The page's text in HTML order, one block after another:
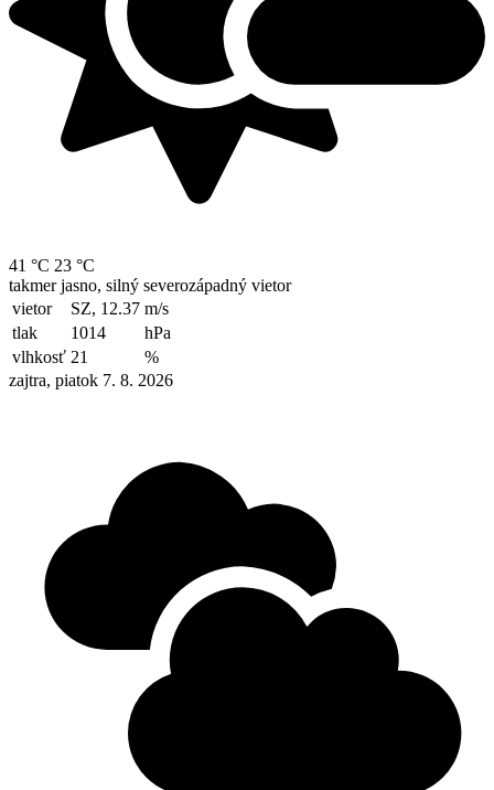
41 °C 23 °C
takmer jasno, silný severozápadný vietor
vietor
SZ, 12.37 m/s
tlak
1014
hPa
vlhkosť 21
%
zajtra, piatok 7. 8. 2026